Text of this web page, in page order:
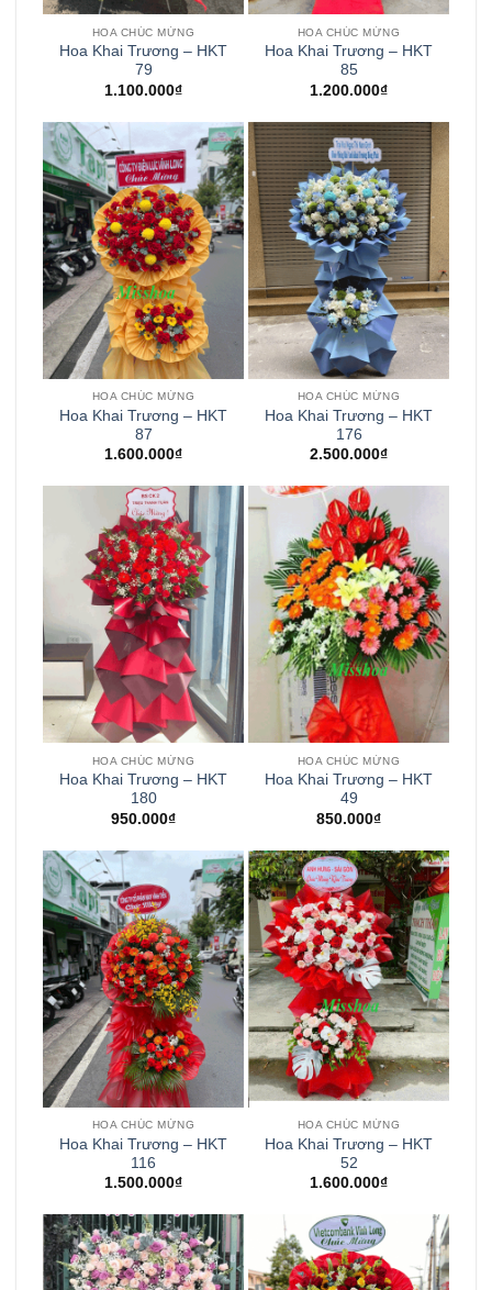
HOA CHÚC MỪNG
Hoa Khai Trương – HKT
79
1.100.000₫
HOA CHÚC MỪNG
Hoa Khai Trương – HKT
85
1.200.000₫
HOA CHÚC MỪNG
Hoa Khai Trương – HKT
87
1.600.000₫
HOA CHÚC MỪNG
Hoa Khai Trương – HKT
176
2.500.000₫
HOA CHÚC MỪNG
Hoa Khai Trương – HKT
180
950.000₫
HOA CHÚC MỪNG
Hoa Khai Trương – HKT
49
850.000₫
HOA CHÚC MỪNG
Hoa Khai Trương – HKT
116
1.500.000₫
HOA CHÚC MỪNG
Hoa Khai Trương – HKT
52
1.600.000₫